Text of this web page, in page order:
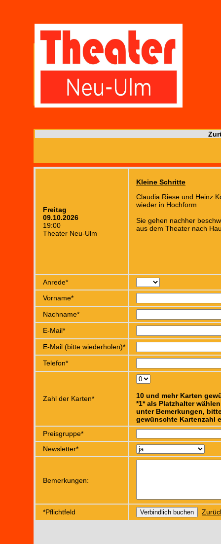
Freitag
09.10.2026
19:00
Theater Neu-Ulm
Kleine Schritte
Claudia Riese und Heinz
wieder in Hochform
Sie gehen nachher
aus dem Theater nach
Anrede*
Vorname*
Nachname*
E-Mail*
E-Mail (bitte wiederholen)*
Telefon*
Zahl der Karten*
10 und mehr Karten
*1* als Platzhalter
unter Bemerkungen,
gewünschte Kartenzahl
Preisgruppe*
Newsletter*
Bemerkungen:
*Pflichtfeld